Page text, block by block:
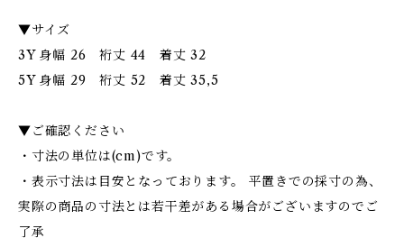
▼サイズ
3Y 身幅 26 裄丈 44 着丈 32
5Y 身幅 29 裄丈 52 着丈 35,5
▼ご確認ください
・寸法の単位は(cm)です。
・表示寸法は目安となっております。 平置きでの採寸の為、
実際の商品の寸法とは若干差がある場合がございますのでご
了承